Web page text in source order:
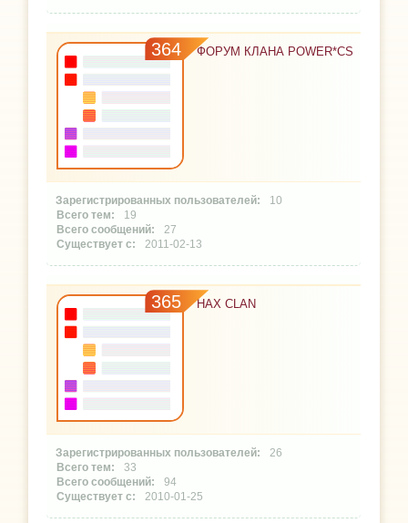
364 ФОРУМ КЛАНА POWER*CS
10
19
27
2011-02-13
365 HAX CLAN
26
33
94
2010-01-25